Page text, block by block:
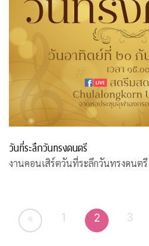
วันที่ระลึกวันทรงดนตรี
งานคอนเสิร์ตวันที่ระลึกวันทรงดนต
« 1 2 3